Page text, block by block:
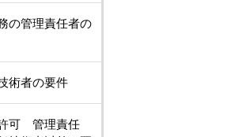
の管理責任者の
術者の要件
可 管理責任